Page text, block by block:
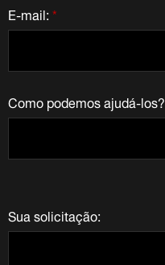
*
E-mail:
Como podemos ajudá-los?
Sua solicitação: